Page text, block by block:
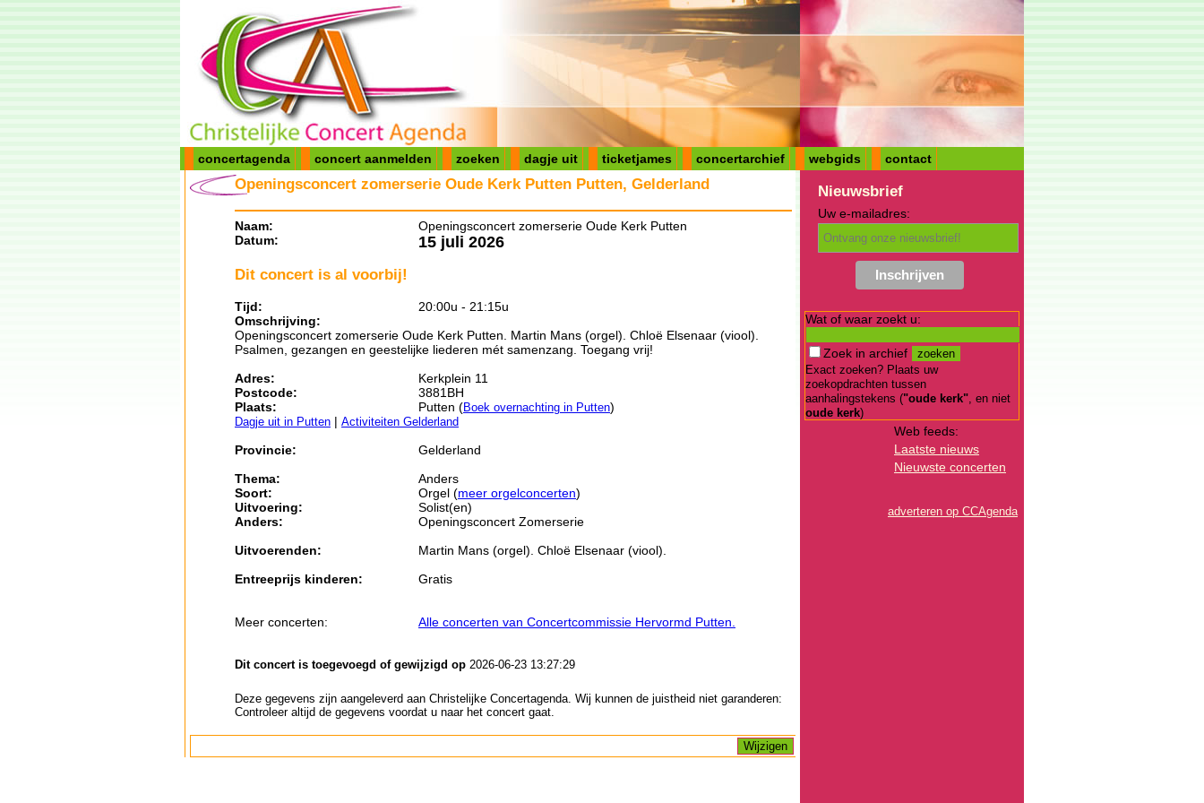
concertagenda concert aanmelden zoeken dagje uit ticketjames concertarchief webgids contact
Openingsconcert zomerserie Oude Kerk Putten Putten, Gelderland
Naam:
Openingsconcert zomerserie Oude Kerk Putten
Datum:
15 juli 2026
Dit concert is al voorbij!
Tijd:
20:00u - 21:15u
Omschrijving:
Openingsconcert zomerserie Oude Kerk Putten. Martin Mans (orgel). Chloë Elsenaar (viool).
Psalmen, gezangen en geestelijke liederen mét samenzang. Toegang vrij!
Adres:
Kerkplein 11
Postcode:
3881BH
Plaats:
Putten (Boek overnachting in Putten)
Dagje uit in Putten | Activiteiten Gelderland
Provincie:
Gelderland
Thema:
Anders
Soort:
Orgel (meer orgelconcerten)
Uitvoering:
Solist(en)
Anders:
Openingsconcert Zomerserie
Uitvoerenden:
Martin Mans (orgel). Chloë Elsenaar (viool).
Entreeprijs kinderen:
Gratis
Meer concerten: Alle concerten van Concertcommissie Hervormd Putten.
Dit concert is toegevoegd of gewijzigd op 2026-06-23 13:27:29
Deze gegevens zijn aangeleverd aan Christelijke Concertagenda. Wij kunnen de juistheid niet garanderen:
Controleer altijd de gegevens voordat u naar het concert gaat.
Nieuwsbrief
Uw e-mailadres:
Wat of waar zoekt u:
Zoek in archief
Exact zoeken? Plaats uw
zoekopdrachten tussen
aanhalingstekens ("oude kerk", en niet
oude kerk)
Web feeds:
Laatste nieuws
Nieuwste concerten
adverteren op CCAgenda